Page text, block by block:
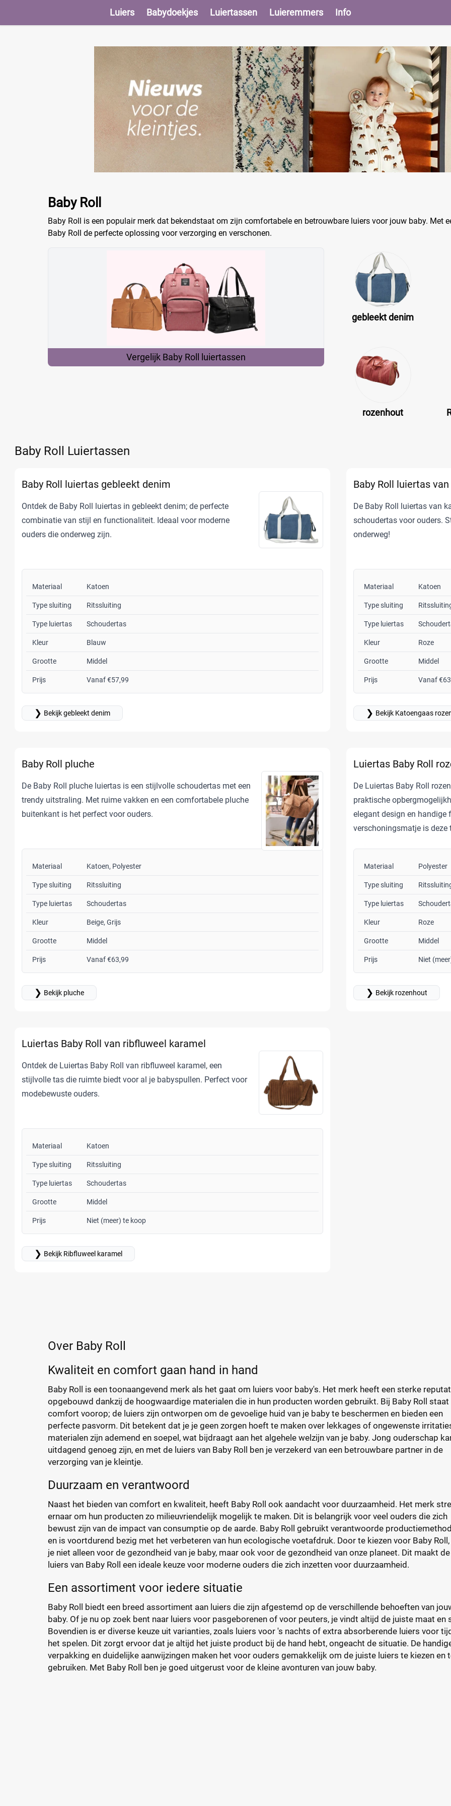
Luiers Babydoekjes Luiertassen Luieremmers Info
Baby Roll
Baby Roll is een populair merk dat bekendstaat om zijn comfortabele en betrouwbare luiers voor jouw baby. Met
Baby Roll de perfecte oplossing voor verzorging en verschonen.
Vergelijk Baby Roll luiertassen
gebleekt denim
rozenhout
Baby Roll Luiertassen
Baby Roll luiertas gebleekt denim
Ontdek de Baby Roll luiertas in gebleekt denim; de perfecte
combinatie van stijl en functionaliteit. Ideaal voor moderne
ouders die onderweg zijn.
Materiaal Katoen
Type sluiting Ritssluiting
Type luiertas Schoudertas
Kleur Blauw
Grootte Middel
Prijs Vanaf €57,99
❯ Bekijk gebleekt denim
Baby Roll luiertas
De Baby Roll luiertas van
schoudertas voor ouders.
onderweg!
Materiaal Katoen
Type sluiting
Type luiertas
Kleur Roze
Grootte Middel
Prijs Vanaf
❯ Bekijk Katoengaas
Baby Roll pluche
De Baby Roll pluche luiertas is een stijlvolle schoudertas met een
trendy uitstraling. Met ruime vakken en een comfortabele pluche
buitenkant is het perfect voor ouders.
Materiaal Katoen, Polyester
Type sluiting Ritssluiting
Type luiertas Schoudertas
Kleur Beige, Grijs
Grootte Middel
Prijs Vanaf €63,99
❯ Bekijk pluche
Luiertas Baby Roll
De Luiertas Baby Roll
praktische
elegant design en handige
verschoningsmatje is
Materiaal Polyester
Type sluiting
Type luiertas
Kleur Roze
Grootte Middel
Prijs Niet
❯ Bekijk rozenhout
Luiertas Baby Roll van ribfluweel karamel
Ontdek de Luiertas Baby Roll van ribfluweel karamel, een
stijlvolle tas die ruimte biedt voor al je babyspullen. Perfect voor
modebewuste ouders.
Materiaal Katoen
Type sluiting Ritssluiting
Type luiertas Schoudertas
Grootte Middel
Prijs Niet (meer) te koop
❯ Bekijk Ribfluweel karamel
Over Baby Roll
Kwaliteit en comfort gaan hand in hand
Baby Roll is een toonaangevend merk als het gaat om luiers voor baby's. Het merk heeft een sterke
opgebouwd dankzij de hoogwaardige materialen die in hun producten worden gebruikt. Bij Baby Roll staat
comfort voorop; de luiers zijn ontworpen om de gevoelige huid van je baby te beschermen en bieden een
perfecte pasvorm. Dit betekent dat je je geen zorgen hoeft te maken over lekkages of ongewenste
materialen zijn ademend en soepel, wat bijdraagt aan het algehele welzijn van je baby. Jong ouderschap
uitdagend genoeg zijn, en met de luiers van Baby Roll ben je verzekerd van een betrouwbare partner in de
verzorging van je kleintje.
Duurzaam en verantwoord
Naast het bieden van comfort en kwaliteit, heeft Baby Roll ook aandacht voor duurzaamheid. Het merk
ernaar om hun producten zo milieuvriendelijk mogelijk te maken. Dit is belangrijk voor veel ouders die zich
bewust zijn van de impact van consumptie op de aarde. Baby Roll gebruikt verantwoorde
en is voortdurend bezig met het verbeteren van hun ecologische voetafdruk. Door te kiezen voor Baby
je niet alleen voor de gezondheid van je baby, maar ook voor de gezondheid van onze planeet. Dit maakt de
luiers van Baby Roll een ideale keuze voor moderne ouders die zich inzetten voor duurzaamheid.
Een assortiment voor iedere situatie
Baby Roll biedt een breed assortiment aan luiers die zijn afgestemd op de verschillende behoeften van
baby. Of je nu op zoek bent naar luiers voor pasgeborenen of voor peuters, je vindt altijd de juiste maat en
Bovendien is er diverse keuze uit varianties, zoals luiers voor 's nachts of extra absorberende luiers voor
het spelen. Dit zorgt ervoor dat je altijd het juiste product bij de hand hebt, ongeacht de situatie. De
verpakking en duidelijke aanwijzingen maken het voor ouders gemakkelijk om de juiste luiers te kiezen en
gebruiken. Met Baby Roll ben je goed uitgerust voor de kleine avonturen van jouw baby.